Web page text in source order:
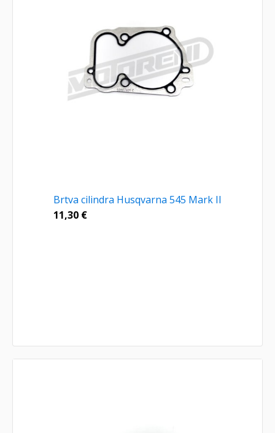
Brtva cilindra Husqvarna 545 Mark II
11,30 €